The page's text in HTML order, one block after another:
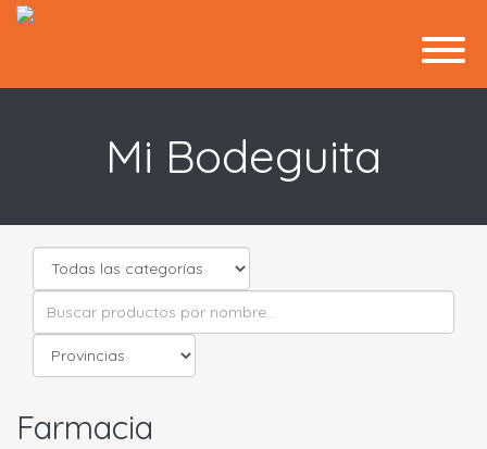
Mi Bodeguita
Farmacia